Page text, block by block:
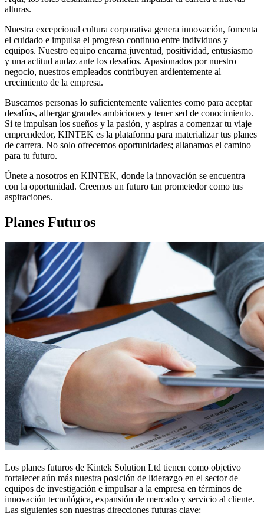
alturas.
Nuestra excepcional cultura corporativa genera innovación, fomenta
el cuidado e impulsa el progreso continuo entre individuos y
equipos. Nuestro equipo encarna juventud, positividad, entusiasmo
y una actitud audaz ante los desafíos. Apasionados por nuestro
negocio, nuestros empleados contribuyen ardientemente al
crecimiento de la empresa.
Buscamos personas lo suficientemente valientes como para aceptar
desafíos, albergar grandes ambiciones y tener sed de conocimiento.
Si te impulsan los sueños y la pasión, y aspiras a comenzar tu viaje
emprendedor, KINTEK es la plataforma para materializar tus planes
de carrera. No solo ofrecemos oportunidades; allanamos el camino
para tu futuro.
Únete a nosotros en KINTEK, donde la innovación se encuentra
con la oportunidad. Creemos un futuro tan prometedor como tus
aspiraciones.
Planes Futuros
Los planes futuros de Kintek Solution Ltd tienen como objetivo
fortalecer aún más nuestra posición de liderazgo en el sector de
equipos de investigación e impulsar a la empresa en términos de
innovación tecnológica, expansión de mercado y servicio al cliente.
Las siguientes son nuestras direcciones futuras clave: